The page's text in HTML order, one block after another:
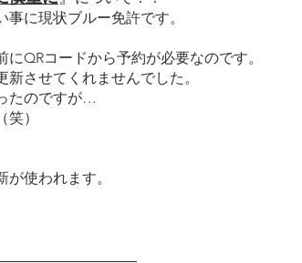
に現状ブルー免許です。
QRコードから予約が必要なのです。
させてくれませんでした。
たのですが…
）
使われます。